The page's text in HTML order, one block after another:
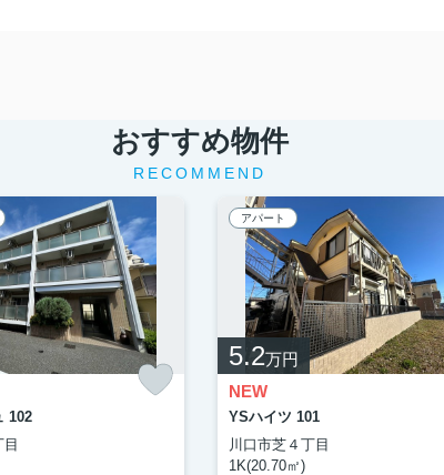
おすすめ物件
RECOMMEND
102
アパート
5.2万円
NEW
YSハイツ 101
川口市芝４丁目
1K(20.70㎡)